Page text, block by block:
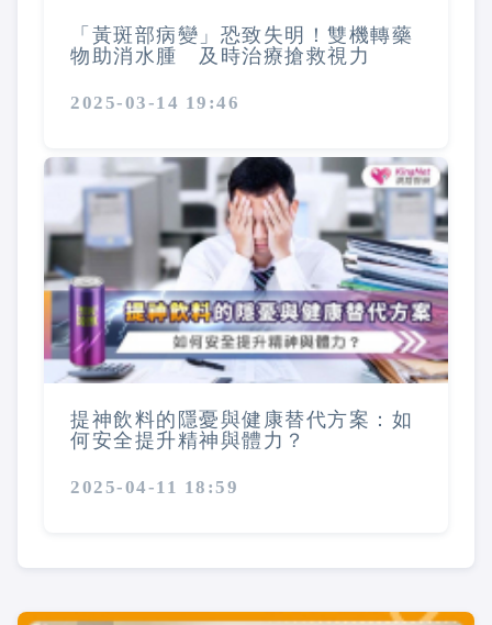
「黃斑部病變」恐致失明！雙機轉藥
物助消水腫 及時治療搶救視力
2025-03-14 19:46
提神飲料的隱憂與健康替代方案：如
何安全提升精神與體力？
2025-04-11 18:59